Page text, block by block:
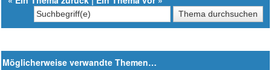
Möglicherweise verwandte Themen…